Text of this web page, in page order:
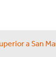
a San